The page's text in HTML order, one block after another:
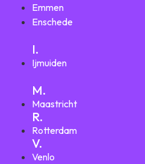
Emmen
Enschede
I.
Ijmuiden
M.
Maastricht
R.
Rotterdam
V.
Venlo